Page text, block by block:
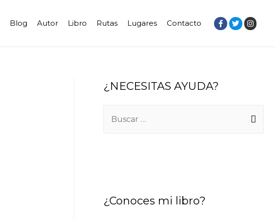
Blog Autor Libro Rutas Lugares Contacto
¿NECESITAS AYUDA?
¿Conoces mi libro?